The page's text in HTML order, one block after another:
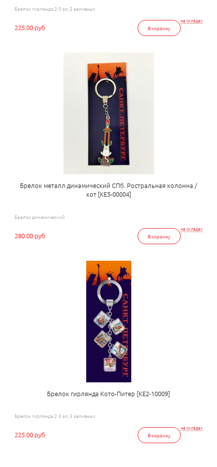
Брелок гирлянда 2-3 эл, 5 заливных
на складах
В корзину
225.00 руб
Брелок металл динамический СПб. Ростральная колонна /
кот [КЕ5-00004]
Брелок динамический
на складах
В корзину
280.00 руб
Брелок гирлянда Кото-Питер [КЕ2-10009]
Брелок гирлянда 2-3 эл, 5 заливных
на складах
В корзину
225.00 руб